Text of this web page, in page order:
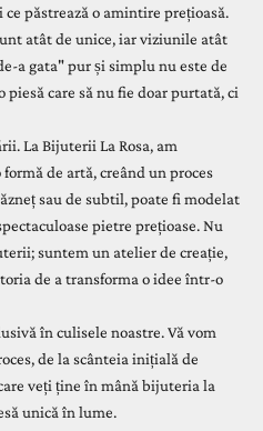
păstrează o amintire prețioasă.
atât de unice, iar viziunile atât
a gata" pur și simplu nu este de
care să nu fie doar purtată, ci
La Bijuterii La Rosa, am
de artă, creând un proces
sau de subtil, poate fi modelat
pietre prețioase. Nu
suntem un atelier de creație,
de a transforma o idee într-o
în culisele noastre. Vă vom
de la scânteia inițială de
veți ține în mână bijuteria la
unică în lume.